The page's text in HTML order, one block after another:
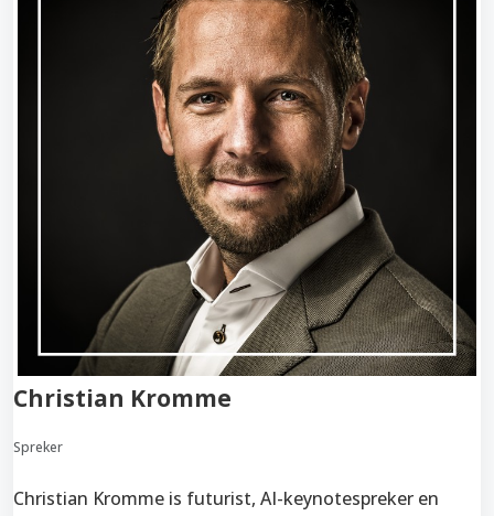
Christian Kromme
Spreker
Christian Kromme is futurist, AI-keynotespreker en